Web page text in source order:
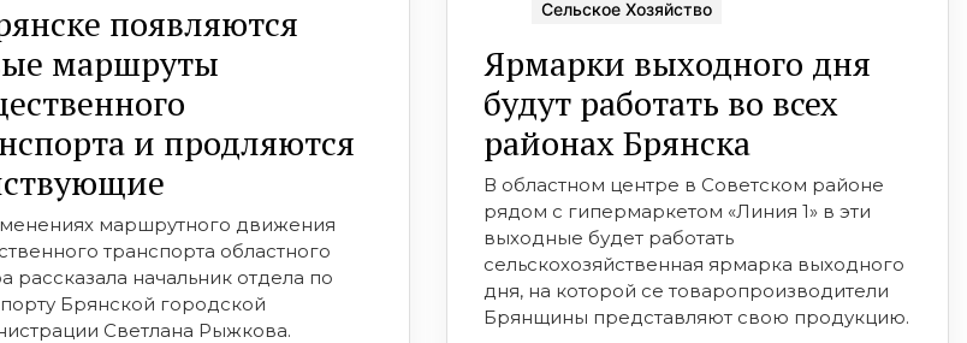
появляются
маршруты
и продляются
маршрутного движения
транспорта областного
рассказала начальник отдела по
Брянской городской
Светлана Рыжкова.
Сельское Хозяйство
Ярмарки выходного дня
будут работать во всех
районах Брянска
В областном центре в Советском районе
рядом с гипермаркетом «Линия 1» в эти
выходные будет работать
сельскохозяйственная ярмарка выходного
дня, на которой се товаропроизводители
Брянщины представляют свою продукцию.